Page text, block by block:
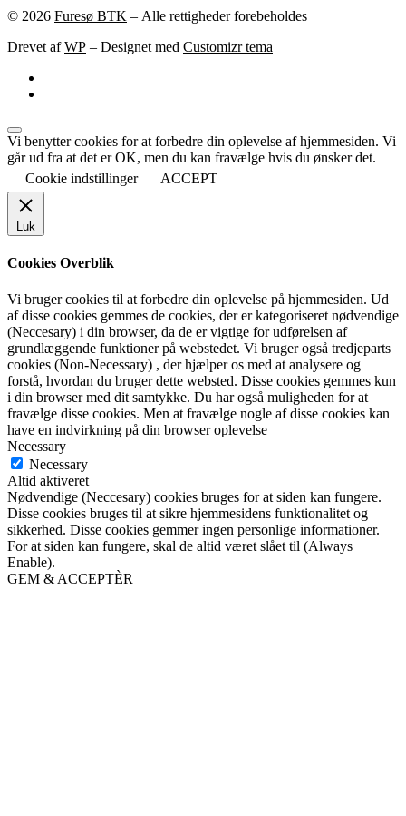
© 2026 Furesø BTK – Alle rettigheder forebeholdes
Drevet afWP – Designet med Customizr tema
Vi benytter cookies for at forbedre din oplevelse af hjemmesiden. Vi
går ud fra at det er OK, men du kan fravælge hvis du ønsker det.
Cookie indstillinger
ACCEPT
Luk
Cookies Overblik
Vi bruger cookies til at forbedre din oplevelse på hjemmesiden. Ud
af disse cookies gemmes de cookies, der er kategoriseret nødvendige
(Neccesary) i din browser, da de er vigtige for udførelsen af
grundlæggende funktioner på webstedet. Vi bruger også tredjeparts
cookies (Non-Necessary) , der hjælper os med at analysere og
forstå, hvordan du bruger dette websted. Disse cookies gemmes kun
i din browser med dit samtykke. Du har også muligheden for at
fravælge disse cookies. Men at fravælge nogle af disse cookies kan
have en indvirkning på din browser oplevelse
Necessary
Necessary
Altid aktiveret
Nødvendige (Neccesary) cookies bruges for at siden kan fungere.
Disse cookies bruges til at sikre hjemmesidens funktionalitet og
sikkerhed. Disse cookies gemmer ingen personlige informationer.
For at siden kan fungere, skal de altid været slået til (Always
Enable).
GEM & ACCEPTÈR